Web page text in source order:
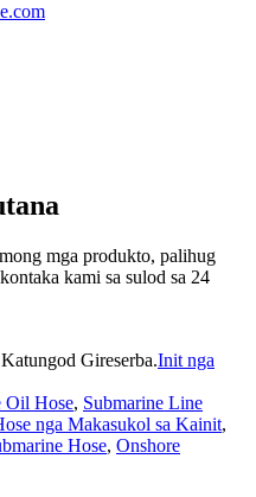
mga produkto, palihug
kami sa sulod sa 24
Gireserba.Init nga
Oil Hose, Submarine Line
nga Makasukol sa Kainit,
Hose, Onshore